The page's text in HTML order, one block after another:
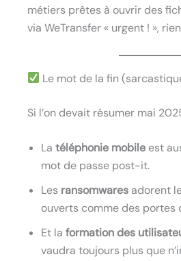
métiers prêtes à ouvrir des
via WeTransfer « urgent ! »,
Le mot de la fin
Si l’on devait résumer mai
La téléphonie mobile est
mot de passe post-it.
Les ransomwares adorent
ouverts comme des portes
Et la formation des
vaudra toujours plus que